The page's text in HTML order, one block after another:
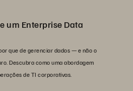
um Enterprise Data
que de gerenciar dados — e não o
Descubra como uma abordagem
de TI corporativas.